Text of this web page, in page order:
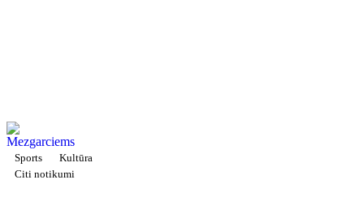
Sports
Kultūra
Citi notikumi